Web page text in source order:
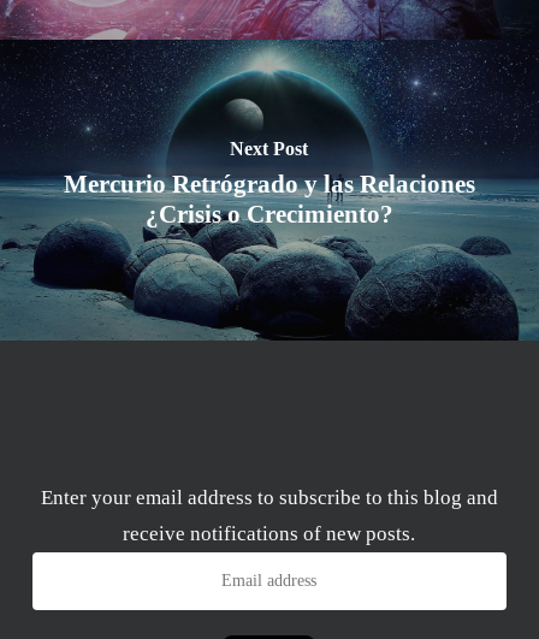
Next Post
Mercurio Retrógrado y las Relaciones
¿Crisis o Crecimiento?
Enter your email address to subscribe to this blog and
receive notifications of new posts.
Email